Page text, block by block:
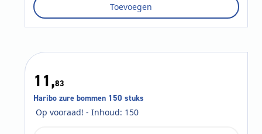
stuks
aantal
Toevoegen
11,83
Haribo zure bommen 150 stuks
Op vooraad! - Inhoud: 150